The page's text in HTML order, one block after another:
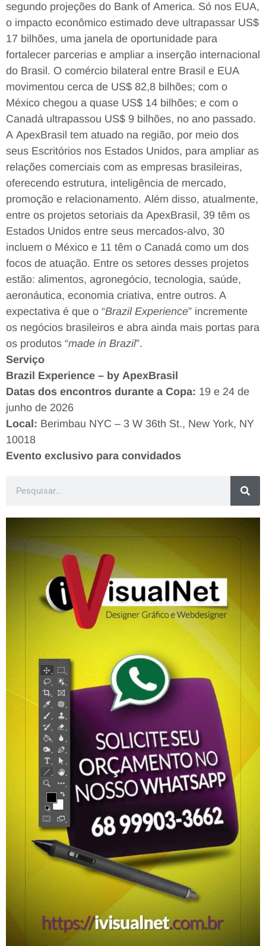
segundo projeções do Bank of America. Só nos EUA,
o impacto econômico estimado deve ultrapassar US$
17 bilhões, uma janela de oportunidade para
fortalecer parcerias e ampliar a inserção internacional
do Brasil. O comércio bilateral entre Brasil e EUA
movimentou cerca de US$ 82,8 bilhões; com o
México chegou a quase US$ 14 bilhões; e com o
Canadá ultrapassou US$ 9 bilhões, no ano passado.
A ApexBrasil tem atuado na região, por meio dos
seus Escritórios nos Estados Unidos, para ampliar as
relações comerciais com as empresas brasileiras,
oferecendo estrutura, inteligência de mercado,
promoção e relacionamento. Além disso, atualmente,
entre os projetos setoriais da ApexBrasil, 39 têm os
Estados Unidos entre seus mercados-alvo, 30
incluem o México e 11 têm o Canadá como um dos
focos de atuação. Entre os setores desses projetos
estão: alimentos, agronegócio, tecnologia, saúde,
aeronáutica, economia criativa, entre outros. A
expectativa é que o “Brazil Experience” incremente
os negócios brasileiros e abra ainda mais portas para
os produtos “made in Brazil”.
Serviço
Brazil Experience – by ApexBrasil
Datas dos encontros durante a Copa: 19 e 24 de
junho de 2026
Local: Berimbau NYC – 3 W 36th St., New York, NY
10018
Evento exclusivo para convidados